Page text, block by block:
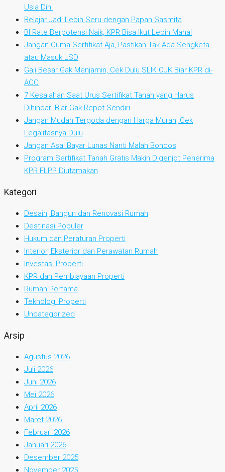
Usia Dini
Belajar Jadi Lebih Seru dengan Papan Sasmita
BI Rate Berpotensi Naik, KPR Bisa Ikut Lebih Mahal
Jangan Cuma Sertifikat Aja, Pastikan Tak Ada Sengketa
atau Masuk LSD
Gaji Besar Gak Menjamin, Cek Dulu SLIK OJK Biar KPR di-
ACC
7 Kesalahan Saat Urus Sertifikat Tanah yang Harus
Dihindari Biar Gak Repot Sendiri
Jangan Mudah Tergoda dengan Harga Murah, Cek
Legalitasnya Dulu
Jangan Asal Bayar Lunas Nanti Malah Boncos
Program Sertifikat Tanah Gratis Makin Digenjot Penerima
KPR FLPP Diutamakan
Kategori
Desain, Bangun dan Renovasi Rumah
Destinasi Populer
Hukum dan Peraturan Properti
Interior, Eksterior dan Perawatan Rumah
Investasi Properti
KPR dan Pembiayaan Properti
Rumah Pertama
Teknologi Properti
Uncategorized
Arsip
Agustus 2026
Juli 2026
Juni 2026
Mei 2026
April 2026
Maret 2026
Februari 2026
Januari 2026
Desember 2025
November 2025